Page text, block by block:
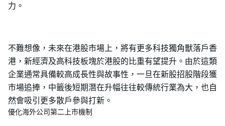
力。
不難想像，未來在港股市場上，將有更多科技獨角獸落戶香
港，新經濟及高科技板塊於港股的比重有望提升。由於這類
企業通常具備較高成長性與故事性，一旦在新股招股階段獲
市場追捧，中籤後短期潛在升幅往往較傳統行業為大，也自
然會吸引更多散戶參與打新。
優化海外公司第二上市機制